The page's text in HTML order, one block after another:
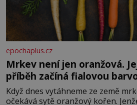
epochaplus.cz
Mrkev není jen oranžová.
příběh začíná fialovou
Když dnes vytáhneme ze země
očekává sytě oranžový kořen.